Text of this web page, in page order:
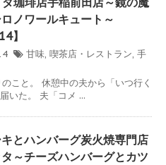
ノワールキュート～
】
甘味, 喫茶店・レストラン, 手
こと。 休憩中の夫から「いつ行く
いた。 夫「コメ ...
とハンバーグ炭火焼専門店
～チーズハンバーグとカツ